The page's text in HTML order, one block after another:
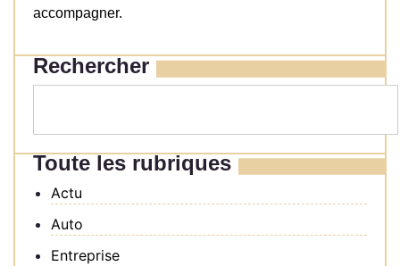
accompagner.
Rechercher
Toute les rubriques
Actu
Auto
Entreprise